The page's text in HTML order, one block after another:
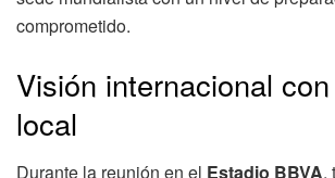
comprometido.
Visión internacional
local
Durante la reunión en el Estadio BBVA,